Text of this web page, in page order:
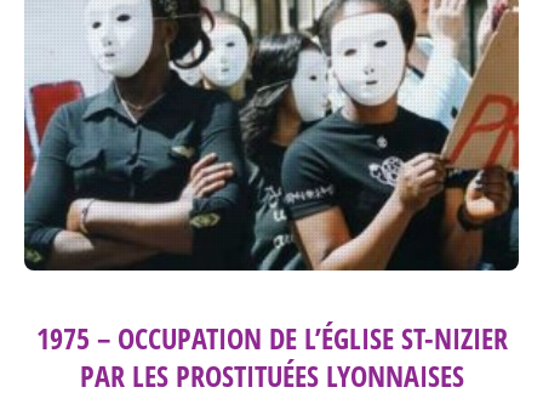
1975 – OCCUPATION DE L’ÉGLISE ST-NIZIER
PAR LES PROSTITUÉES LYONNAISES